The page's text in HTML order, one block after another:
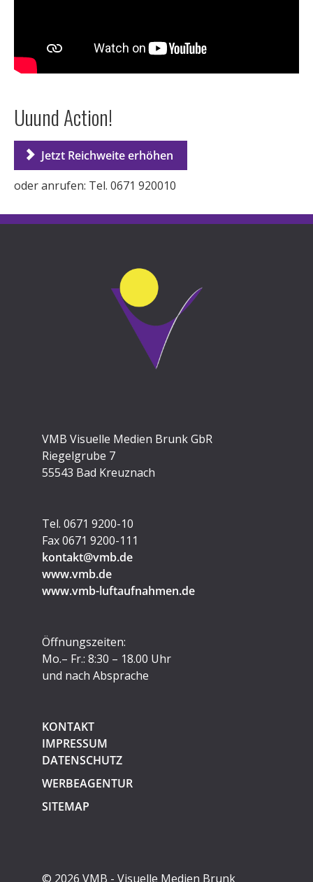
Uuund Action!
Jetzt Reichweite erhöhen
oder anrufen: Tel. 0671 920010
VMB Visuelle Medien Brunk GbR
Riegelgrube 7
55543 Bad Kreuznach
Tel. 0671 9200-10
Fax 0671 9200-111
kontakt@vmb.de
www.vmb.de
www.vmb-luftaufnahmen.de
Öffnungszeiten:
Mo.– Fr.: 8:30 – 18.00 Uhr
und nach Absprache
KONTAKT
IMPRESSUM
DATENSCHUTZ
WERBEAGENTUR
SITEMAP
© 2026 VMB - Visuelle Medien Brunk